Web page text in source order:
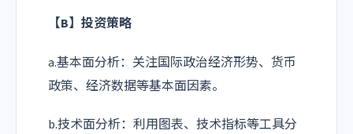
【B】投资策略
a.基本面分析：关注国际政治经济形势、货币
政策、经济数据等基本面因素。
b.技术面分析：利用图表、技术指标等工具分